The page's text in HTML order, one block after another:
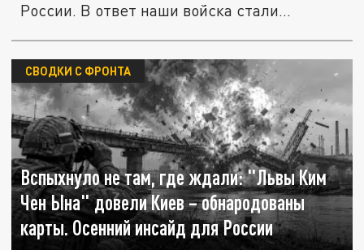
России. В ответ наши войска стали
Вспыхнуло не там, где ждали: "Львы Ким
Чен Ына" довели Киев – обнародованы
карты. Осенний инсайд для России
СВОДКИ С ФРОНТА